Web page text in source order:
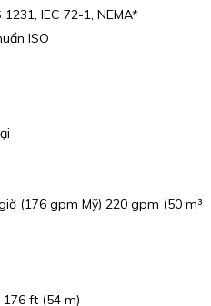
IEC 72-1, NEMA*
ISO
(176 gpm Mỹ) 220 gpm (50 m³
ft (54 m)